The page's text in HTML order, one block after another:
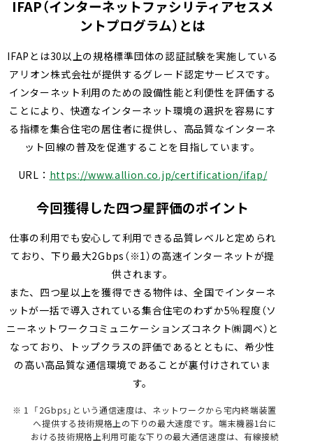
IFAP（インターネットファシリティアセスメ
ントプログラム）とは
IFAPとは30以上の規格標準団体の認証試験を実施している
アリオン株式会社が提供するグレード認定サービスです。
インターネット利用のための設備性能と利便性を評価する
ことにより、快適なインターネット環境の選択を容易にす
る指標を集合住宅の居住者に提供し、高品質なインターネ
ット回線の普及を促進することを目指しています。
URL： https://www.allion.co.jp/certification/ifap/
今回獲得した四つ星評価のポイント
仕事の利用でも安心して利用できる品質レベルと定められ
ており、下り最大2Gbps（※1）の高速インターネットが提
供されます。
また、四つ星以上を獲得できる物件は、全国でインターネ
ットが一括で導入されている集合住宅のわずか5％程度（ソ
ニーネットワークコミュニケーションズコネクト㈱調べ）と
なっており、トップクラスの評価であるとともに、希少性
の高い高品質な通信環境であることが裏付けされていま
す。
「2Gbps」という通信速度は、ネットワークから宅内終端装置
へ提供する技術規格上の下りの最大速度です。端末機器1台に
おける技術規格上利用可能な下りの最大通信速度は、有線接続